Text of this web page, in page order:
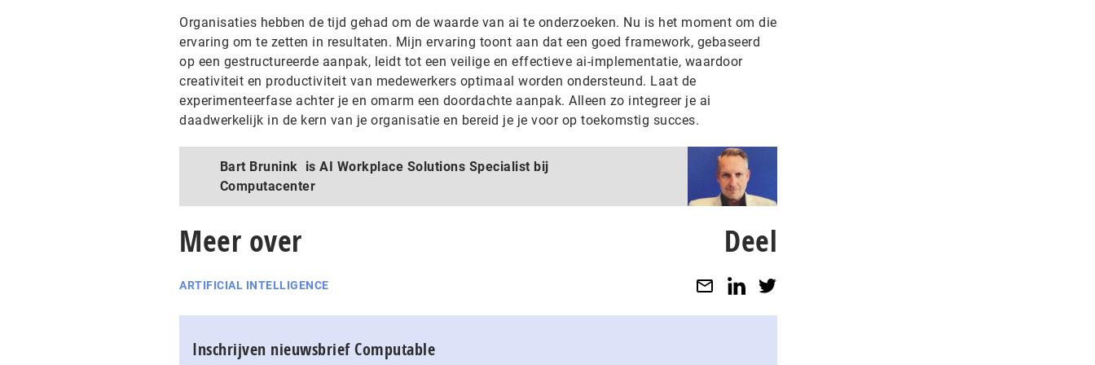
Organisaties hebben de tijd gehad om de waarde van ai te onderzoeken. Nu is het moment om die
ervaring om te zetten in resultaten. Mijn ervaring toont aan dat een goed framework, gebaseerd
op een gestructureerde aanpak, leidt tot een veilige en effectieve ai-implementatie, waardoor
creativiteit en productiviteit van medewerkers optimaal worden ondersteund. Laat de
experimenteerfase achter je en omarm een doordachte aanpak. Alleen zo integreer je ai
daadwerkelijk in de kern van je organisatie en bereid je je voor op toekomstig succes.
Bart Brunink is AI Workplace Solutions Specialist bij
Computacenter
Meer over
ARTIFICIAL INTELLIGENCE
Deel
Inschrijven nieuwsbrief Computable